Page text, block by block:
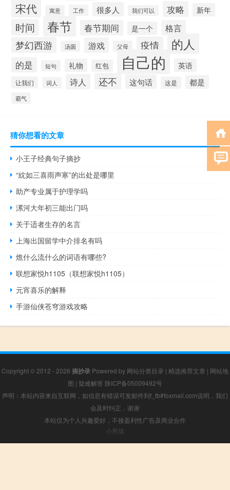
宋代 寓意 工作 很多人 我们可以 攻略 新年
时间 春节 春节期间 是一个 格言
梦幻西游 汤圆 游戏 父母 疫情 的人
的是 短句 礼物 红包 自己的 英语
让我们 词人 诗人 还不 这句话 这是 都是
霸气
猜你想看的文章
小王子经典句子摘抄
“紞如三喜雨声寒”的出处是哪里
助产专业属于护理学吗
漯河大年初三能出门吗
关于适者生存的名言
上海出国留学中介排名有吗
燋什么流什么的词语有哪些?
联想家悦h1105（联想家悦h1105）
元宵喜乐的解释
手游仙侠苍穹游戏攻略
Copyright © 2012 - 2026 摘抄录 Powered by 网站分类目录 | 精选推荐文章 | 网站地
图 | 疑难解答 陕ICP备05009492号
声明：本站内容来自互联网，如信息有错误可发邮件到f_fb#foxmail.com说明，我们
会及时纠正，谢谢
本站仅为个人兴趣爱好，不接盈利性广告及商业合作
小男孩